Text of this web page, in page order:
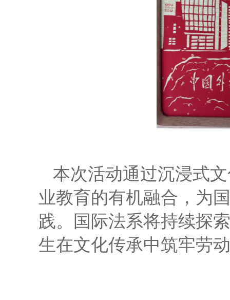
本次活动通过沉浸式
业教育的有机融合，为
践。国际法系将持续探
生在文化传承中筑牢劳